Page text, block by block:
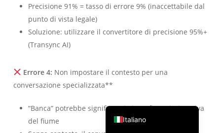
Precisione 91% = tasso di errore 9% (inaccettabile dal
punto di vista legale)
Soluzione: utilizzare il convertitore di precisione 95%+
(Transync AI)
Errore 4: Non impostare il contesto per una
conversazione specializzata**
“Banca” potrebbe significare istituto finanziario o riva
del fiume
Italiano
日本語
Español